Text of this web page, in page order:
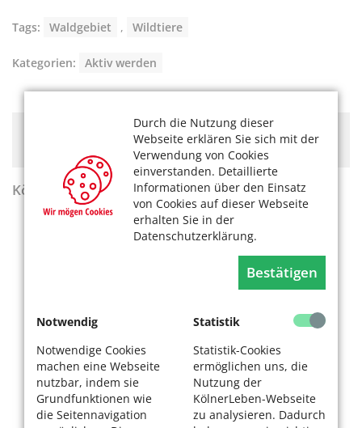
Durch die Nutzung dieser
Webseite erklären Sie sich mit der
Verwendung von Cookies
einverstanden. Detaillierte
Informationen über den Einsatz
von Cookies auf dieser Webseite
erhalten Sie in der
Datenschutzerklärung.
Bestätigen
Notwendig
Notwendige Cookies
machen eine Webseite
nutzbar, indem sie
Grundfunktionen wie
die Seitennavigation
Statistik
Statistik-Cookies
ermöglichen uns, die
Nutzung der
KölnerLeben-Webseite
zu analysieren. Dadurch
Tags: Waldgebiet , Wildtiere
Kategorien: Aktiv werden
Hier könnte Werbung stehen, mit der wir uns
finanzieren. Bitte akzeptieren Sie dieCookie-Meldung.
KölnerLeben Sommer 2026